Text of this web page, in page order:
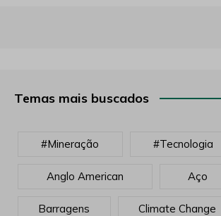
Temas mais buscados
#mineração #tecnologia
Anglo American Aço
Barragens Climate Change